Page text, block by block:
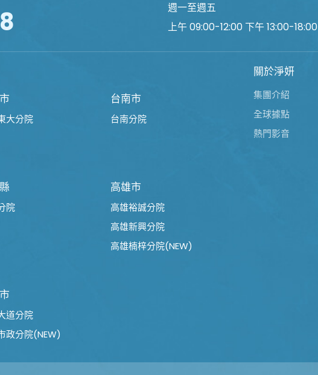
週一至週五
上午 09:00-12:00 下午 13:00-18:00
大分院
院
道分院
政分院(NEW)
台南市
台南分院
高雄市
高雄裕誠分院
高雄新興分院
高雄楠梓分院(NEW)
關於淨妍
集團介紹
全球據點
熱門影音